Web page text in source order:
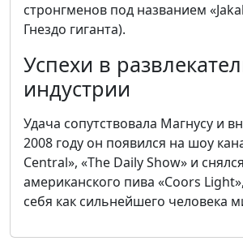
стронгменов под названием
Гнездо гиганта).
Успехи в
индустрии
Удача сопутствовала Магнусу и
2008 году он появился на шоу
Central», «The Daily Show» и
американского пива «Coors
себя как сильнейшего человека